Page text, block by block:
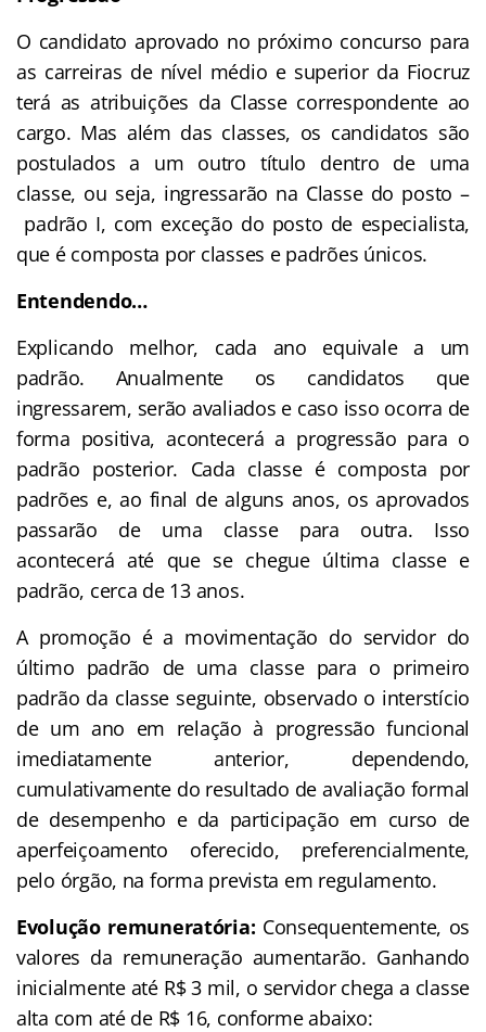
O candidato aprovado no próximo concurso para
as carreiras de nível médio e superior da Fiocruz
terá as atribuições da Classe correspondente ao
cargo. Mas além das classes, os candidatos são
postulados a um outro título dentro de uma
classe, ou seja, ingressarão na Classe do posto –
padrão I, com exceção do posto de especialista,
que é composta por classes e padrões únicos.
Entendendo…
Explicando melhor, cada ano equivale a um
padrão. Anualmente os candidatos que
ingressarem, serão avaliados e caso isso ocorra de
forma positiva, acontecerá a progressão para o
padrão posterior. Cada classe é composta por
padrões e, ao final de alguns anos, os aprovados
passarão de uma classe para outra. Isso
acontecerá até que se chegue última classe e
padrão, cerca de 13 anos.
A promoção é a movimentação do servidor do
último padrão de uma classe para o primeiro
padrão da classe seguinte, observado o interstício
de um ano em relação à progressão funcional
imediatamente anterior, dependendo,
cumulativamente do resultado de avaliação formal
de desempenho e da participação em curso de
aperfeiçoamento oferecido, preferencialmente,
pelo órgão, na forma prevista em regulamento.
Evolução remuneratória: Consequentemente, os
valores da remuneração aumentarão. Ganhando
inicialmente até R$ 3 mil, o servidor chega a classe
alta com até de R$ 16, conforme abaixo: